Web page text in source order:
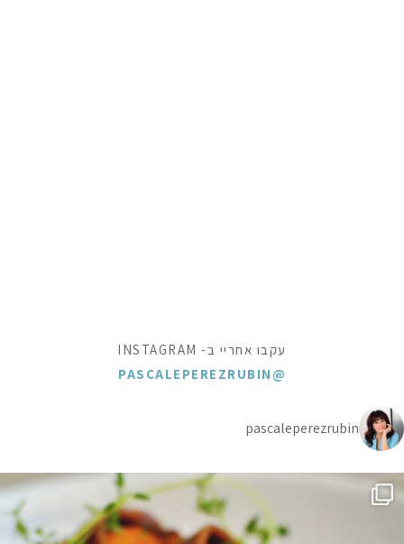
עקבו אחריי ב- INSTAGRAM
@PASCALEPEREZRUBIN
pascaleperezrubin